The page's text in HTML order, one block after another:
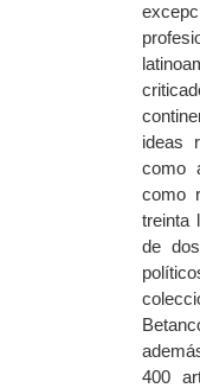
ideas
como
como
treinta
de
400